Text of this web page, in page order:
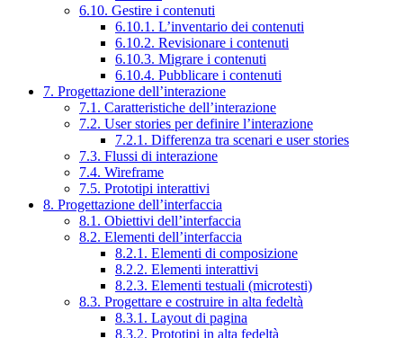
6.10. Gestire i contenuti
6.10.1. L’inventario dei contenuti
6.10.2. Revisionare i contenuti
6.10.3. Migrare i contenuti
6.10.4. Pubblicare i contenuti
7. Progettazione dell’interazione
7.1. Caratteristiche dell’interazione
7.2. User stories per definire l’interazione
7.2.1. Differenza tra scenari e user stories
7.3. Flussi di interazione
7.4. Wireframe
7.5. Prototipi interattivi
8. Progettazione dell’interfaccia
8.1. Obiettivi dell’interfaccia
8.2. Elementi dell’interfaccia
8.2.1. Elementi di composizione
8.2.2. Elementi interattivi
8.2.3. Elementi testuali (microtesti)
8.3. Progettare e costruire in alta fedeltà
8.3.1. Layout di pagina
8.3.2. Prototipi in alta fedeltà